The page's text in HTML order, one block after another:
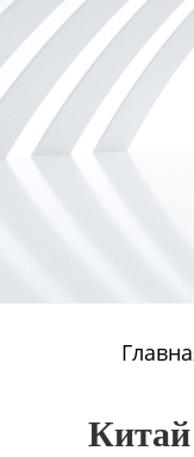
Контакты
Китай